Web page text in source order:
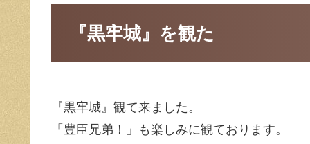
『黒牢城』を観た
『黒牢城』観て来ました。
「豊臣兄弟！」も楽しみに観ております。